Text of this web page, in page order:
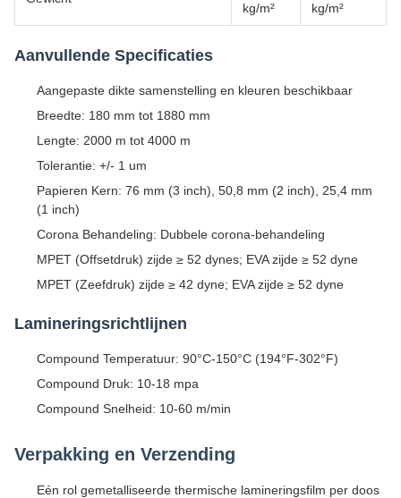
kg/m²
kg/m²
Aanvullende Specificaties
Aangepaste dikte samenstelling en kleuren beschikbaar
Breedte: 180 mm tot 1880 mm
Lengte: 2000 m tot 4000 m
Tolerantie: +/- 1 um
Papieren Kern: 76 mm (3 inch), 50,8 mm (2 inch), 25,4 mm
(1 inch)
Corona Behandeling: Dubbele corona-behandeling
MPET (Offsetdruk) zijde ≥ 52 dynes; EVA zijde ≥ 52 dyne
MPET (Zeefdruk) zijde ≥ 42 dyne; EVA zijde ≥ 52 dyne
Lamineringsrichtlijnen
Compound Temperatuur: 90°C-150°C (194°F-302°F)
Compound Druk: 10-18 mpa
Compound Snelheid: 10-60 m/min
Verpakking en Verzending
Eén rol gemetalliseerde thermische lamineringsfilm per doos